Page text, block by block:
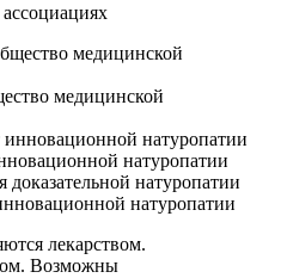
медицинской
натуропатии
натуропатии
лекарством.
Возможны